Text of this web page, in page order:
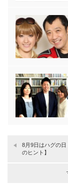
8月9日はハグの
のヒント】